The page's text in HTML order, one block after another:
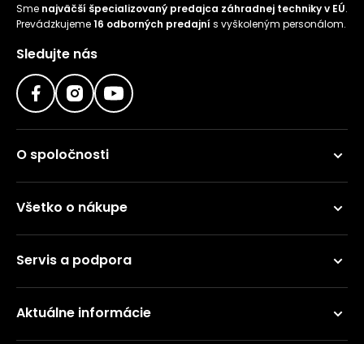
Sme najväčší špecializovaný predajca záhradnej techniky v EÚ.
Prevádzkujeme16 odborných predajní s vyškoleným personálom.
Sledujte nás
O spoločnosti
Všetko o nákupe
Servis a podpora
Aktuálne informácie